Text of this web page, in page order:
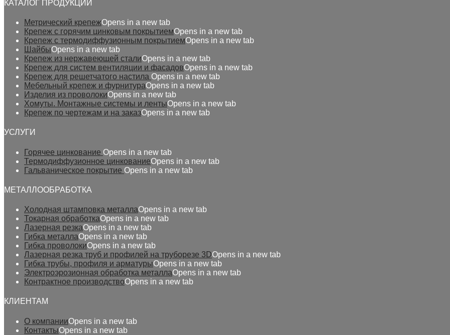
КАТАЛОГ ПРОДУКЦИИ
Метрический крепежOpens in a new tab
Крепеж с горячим цинковым покрытиемOpens in a new tab
Крепеж с термодиффузионным покрытиемOpens in a new tab
ШайбыOpens in a new tab
Крепеж из нержавеющей сталиOpens in a new tab
Крепеж для систем вентиляции и фасадовOpens in a new tab
Крепеж для решетчатого настила Opens in a new tab
Мебельный крепеж и фурнитураOpens in a new tab
Изделия из проволокиOpens in a new tab
Хомуты. Монтажные системы и лентыOpens in a new tab
Крепеж по чертежам и на заказOpens in a new tab
УСЛУГИ
Горячее цинкование Opens in a new tab
Термодиффузионное цинкованиеOpens in a new tab
Гальваническое покрытие Opens in a new tab
МЕТАЛЛООБРАБОТКА
Холодная штамповка металлаOpens in a new tab
Токарная обработкаOpens in a new tab
Лазерная резкаOpens in a new tab
Гибка металлаOpens in a new tab
Гибка проволокиOpens in a new tab
Лазерная резка труб и профилей на труборезе 3DOpens in a new tab
Гибка трубы, профиля и арматурыOpens in a new tab
Электроэрозионная обработка металлаOpens in a new tab
Контрактное производствоOpens in a new tab
КЛИЕНТАМ
О компанииOpens in a new tab
КонтактыOpens in a new tab